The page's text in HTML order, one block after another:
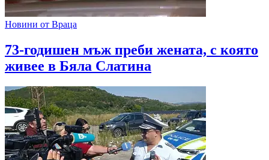
Новини от Враца
73-годишен мъж преби жената, с която
живее в Бяла Слатина